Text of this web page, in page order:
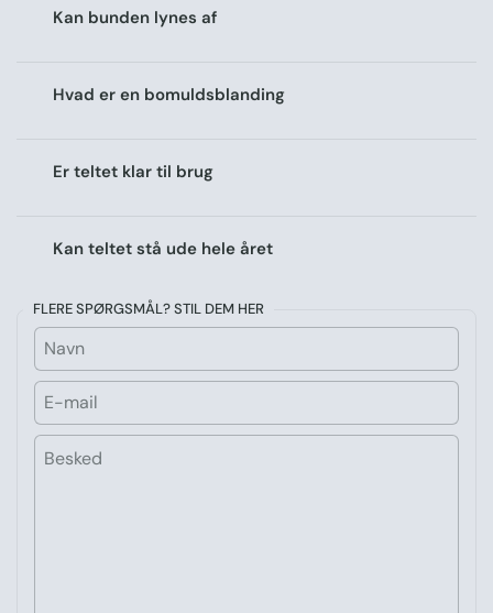
Kan bunden lynes af
Hvad er en bomuldsblanding
Er teltet klar til brug
Kan teltet stå ude hele året
FLERE SPØRGSMÅL? STIL DEM HER
Navn
E-mail
Besked